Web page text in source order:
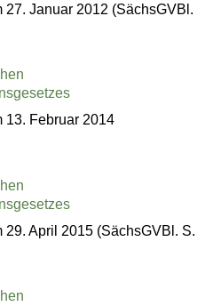
27. Januar 2012 (SächsGVBl.
13. Februar 2014
29. April 2015 (SächsGVBl. S.